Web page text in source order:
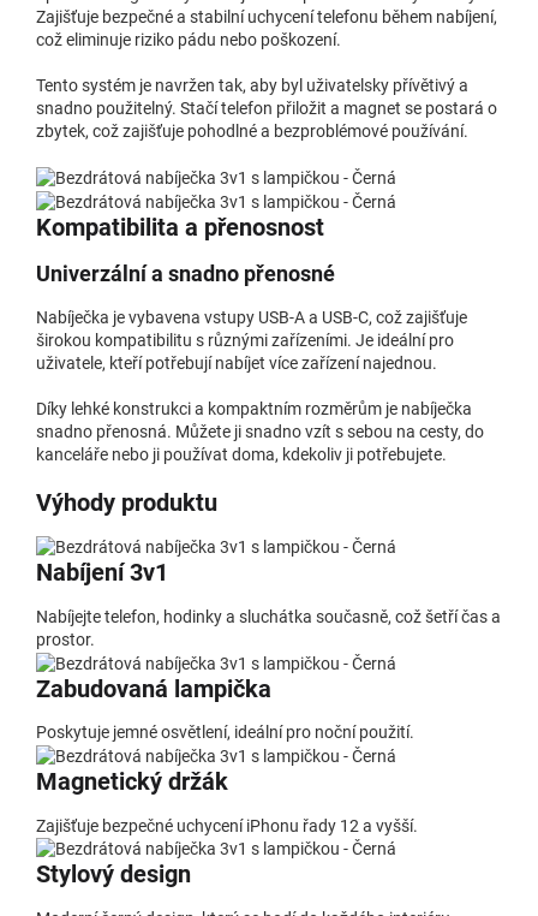
Zajišťuje bezpečné a stabilní uchycení telefonu během nabíjení,
což eliminuje riziko pádu nebo poškození.
Tento systém je navržen tak, aby byl uživatelsky přívětivý a
snadno použitelný. Stačí telefon přiložit a magnet se postará o
zbytek, což zajišťuje pohodlné a bezproblémové používání.
Kompatibilita a přenosnost
Univerzální a snadno přenosné
Nabíječka je vybavena vstupy USB-A a USB-C, což zajišťuje
širokou kompatibilitu s různými zařízeními. Je ideální pro
uživatele, kteří potřebují nabíjet více zařízení najednou.
Díky lehké konstrukci a kompaktním rozměrům je nabíječka
snadno přenosná. Můžete ji snadno vzít s sebou na cesty, do
kanceláře nebo ji používat doma, kdekoliv ji potřebujete.
Výhody produktu
Nabíjení 3v1
Nabíjejte telefon, hodinky a sluchátka současně, což šetří čas a
prostor.
Zabudovaná lampička
Poskytuje jemné osvětlení, ideální pro noční použití.
Magnetický držák
Zajišťuje bezpečné uchycení iPhonu řady 12 a vyšší.
Stylový design